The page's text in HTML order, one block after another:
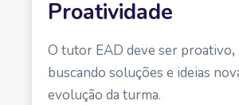
Proatividade
O tutor EAD deve ser proativo,
buscando soluções e ideias
evolução da turma.